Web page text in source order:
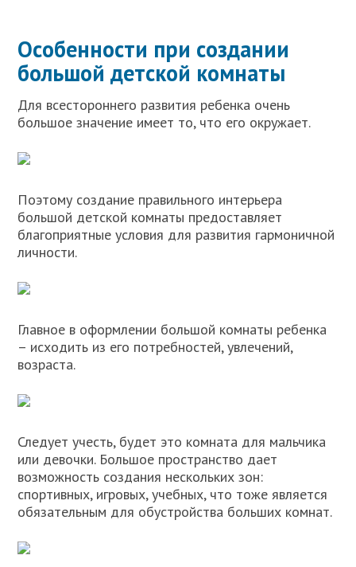
Особенности при создании
большой детской комнаты
Для всестороннего развития ребенка очень
большое значение имеет то, что его окружает.
Поэтому создание правильного интерьера
большой детской комнаты предоставляет
благоприятные условия для развития гармоничной
личности.
Главное в оформлении большой комнаты ребенка
– исходить из его потребностей, увлечений,
возраста.
Следует учесть, будет это комната для мальчика
или девочки. Большое пространство дает
возможность создания нескольких зон:
спортивных, игровых, учебных, что тоже является
обязательным для обустройства больших комнат.